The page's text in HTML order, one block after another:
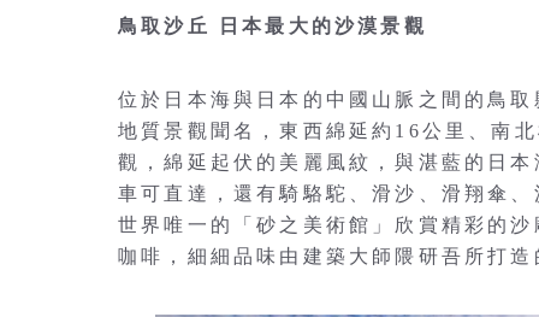
鳥取沙丘 日本最大的沙漠景觀
位於日本海與日本的中國山脈之間的鳥
地質景觀聞名，東西綿延約16公里、南
觀，綿延起伏的美麗風紋，與湛藍的日
車可直達，還有騎駱駝、滑沙、滑翔傘
世界唯一的「砂之美術館」欣賞精彩的
咖啡，細細品味由建築大師隈研吾所打